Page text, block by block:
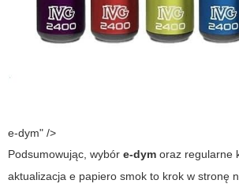
e-dym" />
Podsumowując, wybór e-dym oraz regularne
aktualizacja e papiero smok to krok w stronę